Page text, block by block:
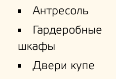
Антресоль
Гардеробные
шкафы
Двери купе